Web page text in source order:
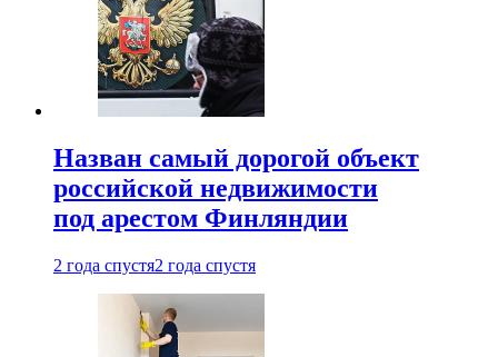
Назван самый дорогой объект
российской недвижимости
под арестом Финляндии
2 года спустя2 года спустя